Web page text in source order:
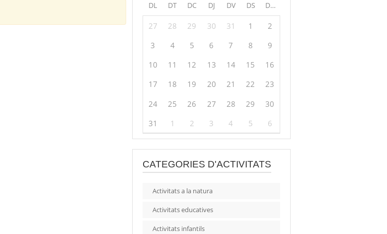
DL DT DC DJ DV DS DG
27 28 29 30 31 1
2
3
4 5 6 7 8
9
10
11 12 13 14 15
16
17
18 19 20 21 22
23
24
25 26 27 28 29
30
31
1 2 3 4 5 6
CATEGORIES D'ACTIVITATS
Activitats a la natura
Activitats educatives
Activitats infantils